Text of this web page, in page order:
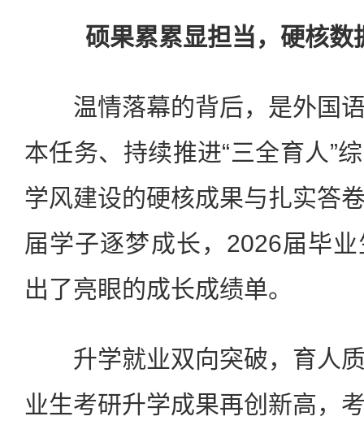
硕果累累显担当，硬核数
温情落幕的背后，是外国语
本任务、持续推进“三全育人”
学风建设的硬核成果与扎实答
届学子逐梦成长，2026届毕
出了亮眼的成长成绩单。
升学就业双向突破，育人质
业生考研升学成果再创新高，